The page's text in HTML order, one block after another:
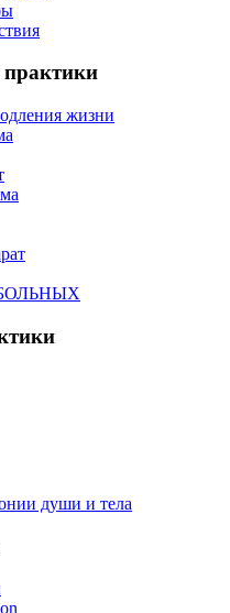
практики
жизни
души и тела